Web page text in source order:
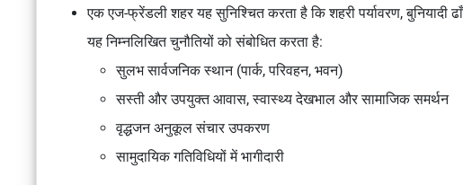
एक एज-फ्रेंडली शहर यह सुनिश्चित करता है कि शहरी पर्यावरण,
यह निम्नलिखित चुनौतियों को संबोधित करता है:
सुलभ सार्वजनिक स्थान (पार्क, परिवहन, भवन)
सस्ती और उपयुक्त आवास, स्वास्थ्य देखभाल और सामाजिक समर्थन
वृद्धजन अनुकूल संचार उपकरण
सामुदायिक गतिविधियों में भागीदारी